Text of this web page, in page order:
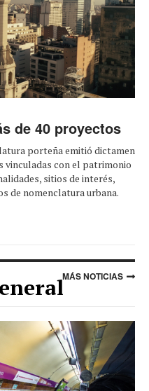
de 40 proyectos
porteña emitió dictamen
vinculadas con el patrimonio
sitios de interés,
de nomenclatura urbana.
MÁS NOTICIAS